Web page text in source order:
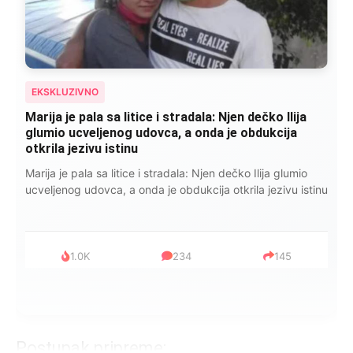
EKSKLUZIVNO
Marija je pala sa litice i stradala: Njen dečko Ilija
glumio ucveljenog udovca, a onda je obdukcija
otkrila jezivu istinu
Marija je pala sa litice i stradala: Njen dečko Ilija glumio
ucveljenog udovca, a onda je obdukcija otkrila jezivu istinu
1.0K 234 145